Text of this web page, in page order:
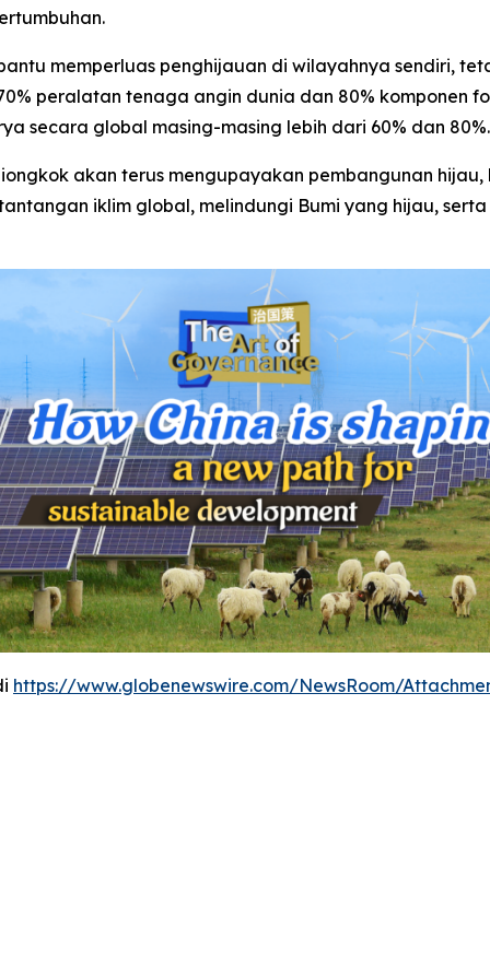
memperluas penghijauan di wilayahnya sendiri,
peralatan tenaga angin dunia dan 80% komponen
secara global masing-masing lebih dari 60% dan 80%.
akan terus mengupayakan pembangunan
iklim global, melindungi Bumi yang hijau,
https://www.globenewswire.com/NewsRoom/